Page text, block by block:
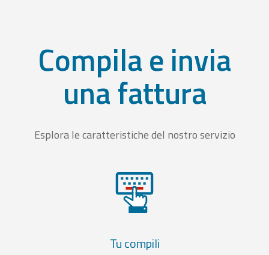
Compila e invia
una fattura
Esplora le caratteristiche del nostro servizio
Tu compili